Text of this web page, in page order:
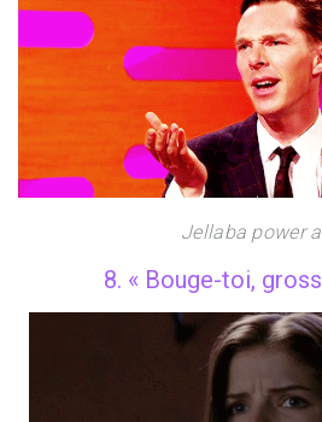
Jellaba power
8. « Bouge-toi,